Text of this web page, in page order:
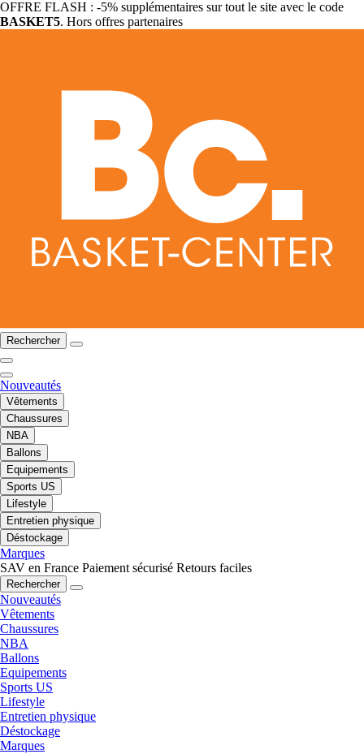
OFFRE FLASH : -5% supplémentaires sur tout le site avec le code
BASKET5. Hors offres partenaires
Rechercher
Nouveautés
Vêtements
Chaussures
NBA
Ballons
Equipements
Sports US
Lifestyle
Entretien physique
Déstockage
Marques
SAV en France Paiement sécurisé Retours faciles
Rechercher
Nouveautés
Vêtements
Chaussures
NBA
Ballons
Equipements
Sports US
Lifestyle
Entretien physique
Déstockage
Marques